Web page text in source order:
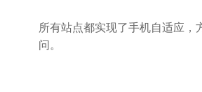
所有站点都实现了手机自适应，
问。